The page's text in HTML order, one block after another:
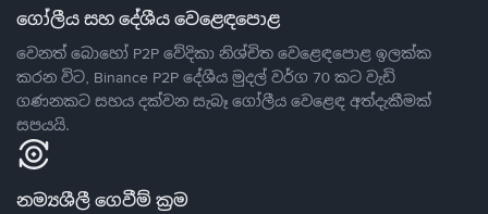
ගෝලීය සහ දේශීය වෙළෙඳපොළ
වෙනත් බොහෝ P2P වේදිකා නිශ්චිත වෙළෙඳපොළ ඉලක්ක
කරන විට, Binance P2P දේශීය මුදල් වර්ග 70 කට වැඩි
ගණනකට සහය දක්වන සැබෑ ගෝලීය වෙළෙඳ අත්දැකීමක්
සපයයි.
නම්‍යශීලී ගෙවීම් ක්‍රම